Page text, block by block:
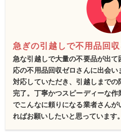
急ぎの引越しで不用品回
急な引越しで大量の不要品が出
応の不用品回収ゼロさんに出会
対応していただき、引越しまで
完了。丁寧かつスピーディーな
でこんなに頼りになる業者さん
ればお願いしたいと思っています。